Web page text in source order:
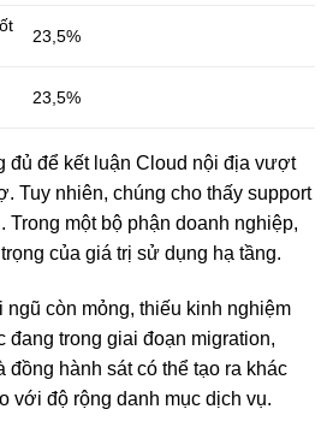
23,5%
23,5%
đủ để kết luận Cloud nội địa vượt
Tuy nhiên, chúng cho thấy support
Trong một bộ phận doanh nghiệp,
của giá trị sử dụng hạ tầng.
còn mỏng, thiếu kinh nghiệm
đang trong giai đoạn migration,
đồng hành sát có thể tạo ra khác
với độ rộng danh mục dịch vụ.